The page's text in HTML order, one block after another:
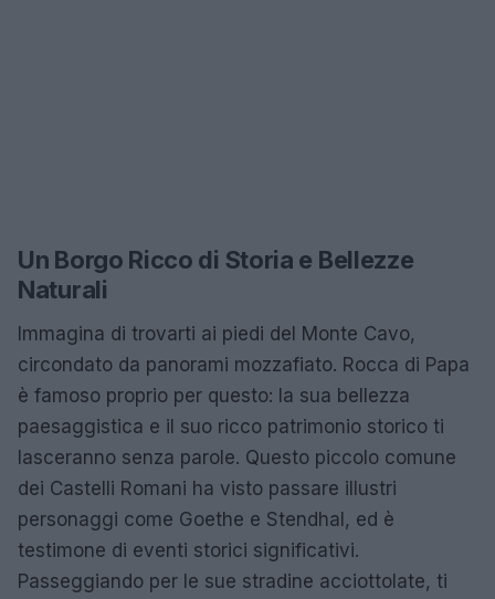
Un Borgo Ricco di Storia e Bellezze
Naturali
Immagina di trovarti ai piedi del Monte Cavo,
circondato da panorami mozzafiato. Rocca di Papa
è famoso proprio per questo: la sua bellezza
paesaggistica e il suo ricco patrimonio storico ti
lasceranno senza parole. Questo piccolo comune
dei Castelli Romani ha visto passare illustri
personaggi come Goethe e Stendhal, ed è
testimone di eventi storici significativi.
Passeggiando per le sue stradine acciottolate, ti